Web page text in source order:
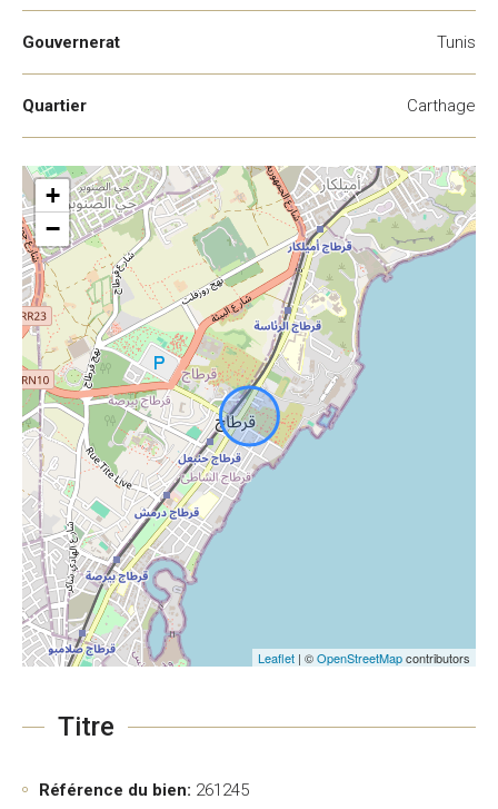
Gouvernerat Tunis
Quartier Carthage
+
−
Leaflet | ©OpenStreetMapcontributors
Titre
Référence du bien: 261245